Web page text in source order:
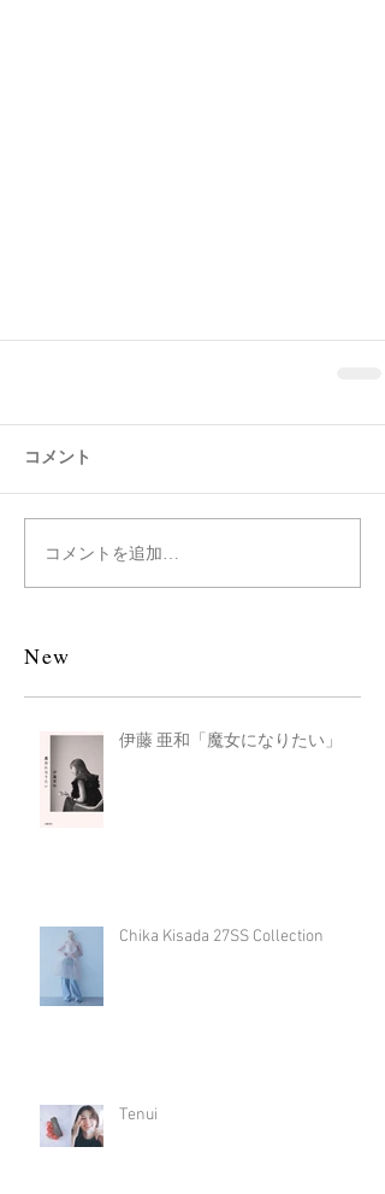
コメント
コメントを追加…
New
伊藤 亜和「魔女になりたい」
Chika Kisada 27SS Collection
Tenui